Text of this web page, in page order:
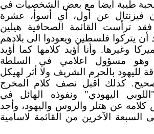
طيبة أيضاً مع بعض الشخصيات في
فيزنتال عن أول، أي أسوأ، عشرة
ترأست القائمة الصحافية هيلين
يتركوا فلسطين ويعودوا الى بلادهم
وغيرها. وأنا أؤيد كلامها كما أؤيد
وهو مسؤول اعلامي في السلطة
لليهود بالحرم الشريف ولا أثر لهيكل
كذلك أقبل نصف كلام المخرج
اليهودي" ونفوذه الهائل في
عن هتلر والروس واليهود، وأجد
السبعة الآخرين من القائمة لاسامية